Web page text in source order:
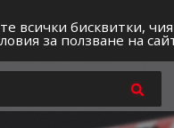
всички бисквитки,
за ползване на